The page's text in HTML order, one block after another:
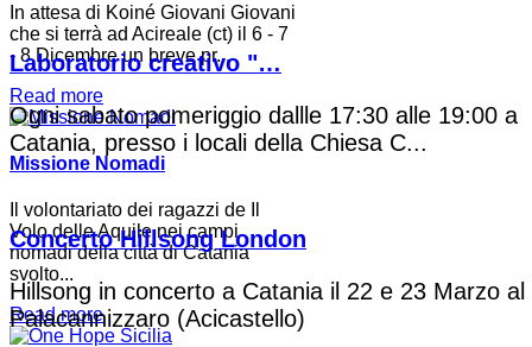
In attesa di Koiné Giovani Giovani
che si terrà ad Acireale (ct) il 6 - 7
- 8 Dicembre un breve pr...
Read more
Missione Nomadi
Il volontariato dei ragazzi de Il
Volo delle Aquile nei campi
nomadi della città di Catania
svolto...
Read more
Laboratorio creativo "…
Ogni sabato pomeriggio dallle 17:30 alle 19:00 a
Catania, presso i locali della Chiesa C...
Concerto Hillsong London
Hillsong in concerto a Catania il 22 e 23 Marzo al
Palacannizzaro (Acicastello)